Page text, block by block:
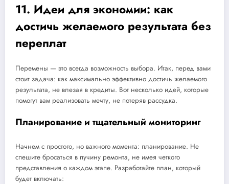
11. Идеи для экономии: как
достичь желаемого результата без
переплат
Перемены — это всегда возможность выбора. Итак, перед вами
стоит задача: как максимально эффективно достичь желаемого
результата, не влезая в кредиты. Вот несколько идей, которые
помогут вам реализовать мечту, не потеряв рассудка.
Планирование и тщательный мониторинг
Начнем с простого, но важного момента: планирование. Не
спешите бросаться в пучину ремонта, не имея четкого
представления о каждом этапе. Разработайте план, который
будет включать: